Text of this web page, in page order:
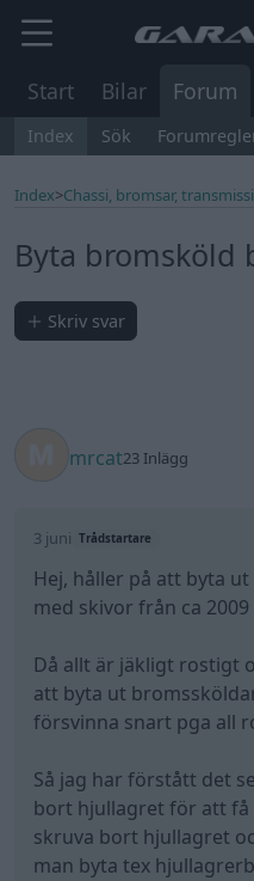
Start Bilar Forum
Index Sök
Index>Chassi, bromsar,
Byta bromsköld
Skriv svar
mrcat23 Inlägg
3 juni Trådstartare
Hej, håller på att byta
med skivor från ca 2009
Då allt är jäkligt rostigt
att byta ut
försvinna snart pga all
Så jag har förstått det
bort hjullagret för att
skruva bort hjullagret
man byta tex